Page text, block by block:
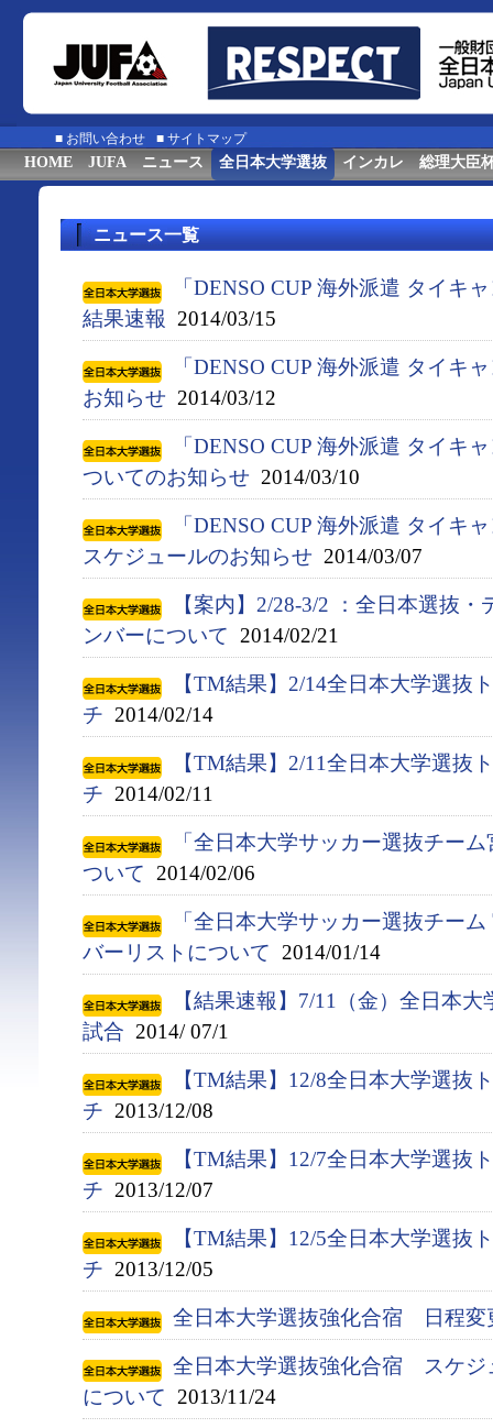
■ お問い合わせ ■ サイトマップ
HOME JUFA ニュース 全日本大学選抜 インカレ 総理大臣
ニュース一覧
「DENSO CUP 海外派遣 タイキ
結果速報 2014/03/15
「DENSO CUP 海外派遣 タイキ
お知らせ 2014/03/12
「DENSO CUP 海外派遣 タイキ
ついてのお知らせ 2014/03/10
「DENSO CUP 海外派遣 タイキ
スケジュールのお知らせ 2014/03/07
【案内】2/28-3/2 ：全日本選抜
ンバーについて 2014/02/21
【TM結果】2/14全日本大学選抜
チ 2014/02/14
【TM結果】2/11全日本大学選抜
チ 2014/02/11
「全日本大学サッカー選抜チー
ついて 2014/02/06
「全日本大学サッカー選抜チー
バーリストについて 2014/01/14
【結果速報】7/11（金）全日本
試合 2014/ 07/1
【TM結果】12/8全日本大学選抜
チ 2013/12/08
【TM結果】12/7全日本大学選抜
チ 2013/12/07
【TM結果】12/5全日本大学選抜
チ 2013/12/05
全日本大学選抜強化合宿 日程変
全日本大学選抜強化合宿 スケジ
について 2013/11/24